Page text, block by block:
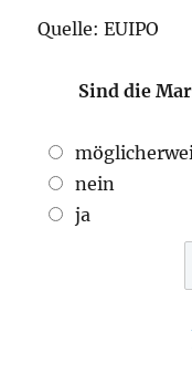
Quelle: EUIPO
Sind die
nein
ja